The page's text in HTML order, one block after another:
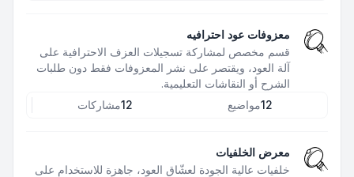
معزوفات عود احترافيه
قسم مخصص لمشاركة تسجيلات العزف الاحترافية على
آلة العود، ويقتصر على نشر المعزوفات فقط دون طلبات
الشرح أو النقاشات التعليمية.
12مواضيع 12مشاركات
معرض الخلفيات
خلفيات عالية الجودة لعشّاق العود، جاهزة للاستخدام على